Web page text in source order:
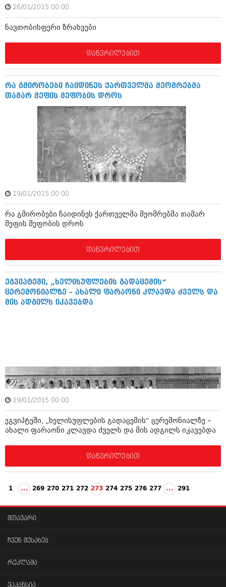
ივნისი 2011 (438)
მაისი 2011 (415)
აპრილი 2011 (294)
იანვარი 2011 (647)
დეკემბერი 2010 (881)
ნოემბერი 2010 (422)
ოქტომბერი 2010 (341)
სექტემბერი 2010 (449)
აგვისტო 2010 (461)
ივლისი 2010 (556)
ივნისი 2010 (685)
მაისი 2010 (232)
აპრილი 2010 (229)
მარტი 2010 (454)
თებერვალი 2010 (421)
დეკემბერი 2009 (510)
ოქტომბერი 2009 (382)
სექტემბერი 2009 (541)
აგვისტო 2009 (14)
ივლისი 2009 (118)
თებერვალი 0216 (1)
ოქტომბერი 0215 (1)
აგვისტო 0215 (2)
აგვისტო 0212 (1)
26/01/2015 00:00
ნავთობისფერი ზრახვები
დაწვრილებით
რა გმირობები ჩაიდინეს ქართველმა მეომრებმა
თამარ მეფის მეფობის დროს
19/01/2015 00:00
რა გმირობები ჩაიდინეს ქართველმა მეომრებმა თამარ
მეფის მეფობის დროს
დაწვრილებით
ეგვიპტეში, „ხელისუფლების გადაცემის“
ცერემონიალზე – ახალი ფარაონი კლავდა ძველს და
მის ადგილს იკავებდა
19/01/2015 00:00
ეგვიპტეში, „ხელისუფლების გადაცემის“ ცერემონიალზე –
ახალი ფარაონი კლავდა ძველს და მის ადგილს იკავებდა
დაწვრილებით
1 ... 269 270 271 272 273 274 275 276 277 ... 291
მთავარი
ჩვენ შესახებ
რეკლამა
ვაკანსია